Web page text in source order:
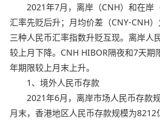
2021年7月，离岸（CNH）和在岸
汇率先贬后升；月均价差（CNY-CNH）
三种人民币汇率指数升贬互现。离岸人
较上月下降。CNH HIBOR隔夜和7天期
年期限较上月末上升。
1、境外人民币存款
2021年6月，离岸市场人民币存款
月末，香港地区人民币存款规模为